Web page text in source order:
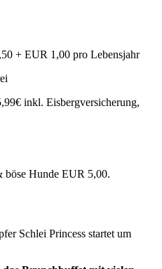
EUR 1,00 pro Lebensjahr
inkl. Eisbergversicherung,
Hunde EUR 5,00.
Schlei Princess startet um